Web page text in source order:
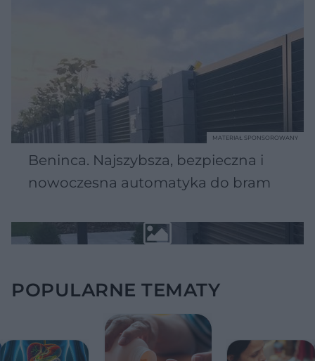
Beninca. Najszybsza, bezpieczna i
nowoczesna automatyka do bram
MATERIAŁ SPONSOROWANY
POPULARNE TEMATY